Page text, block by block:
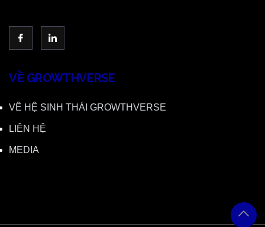
VỀ GROWTHVERSE
VỀ HỆ SINH THÁI GROWTHVERSE
LIÊN HỆ
MEDIA